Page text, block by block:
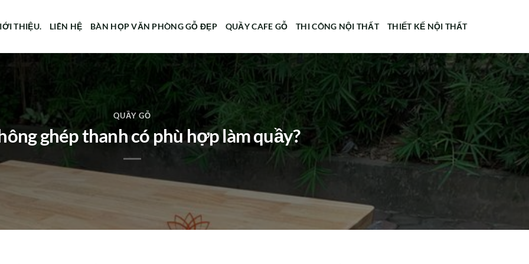
THIỆU. LIÊN HỆ BÀN HỌP VĂN PHÒNG GỖ ĐẸP QUẦY CAFE GỖ THI CÔNG NỘI THẤT THIẾT KẾ NỘI THẤT
QUẦY GỖ
ghép thanh có phù hợp làm quầy?